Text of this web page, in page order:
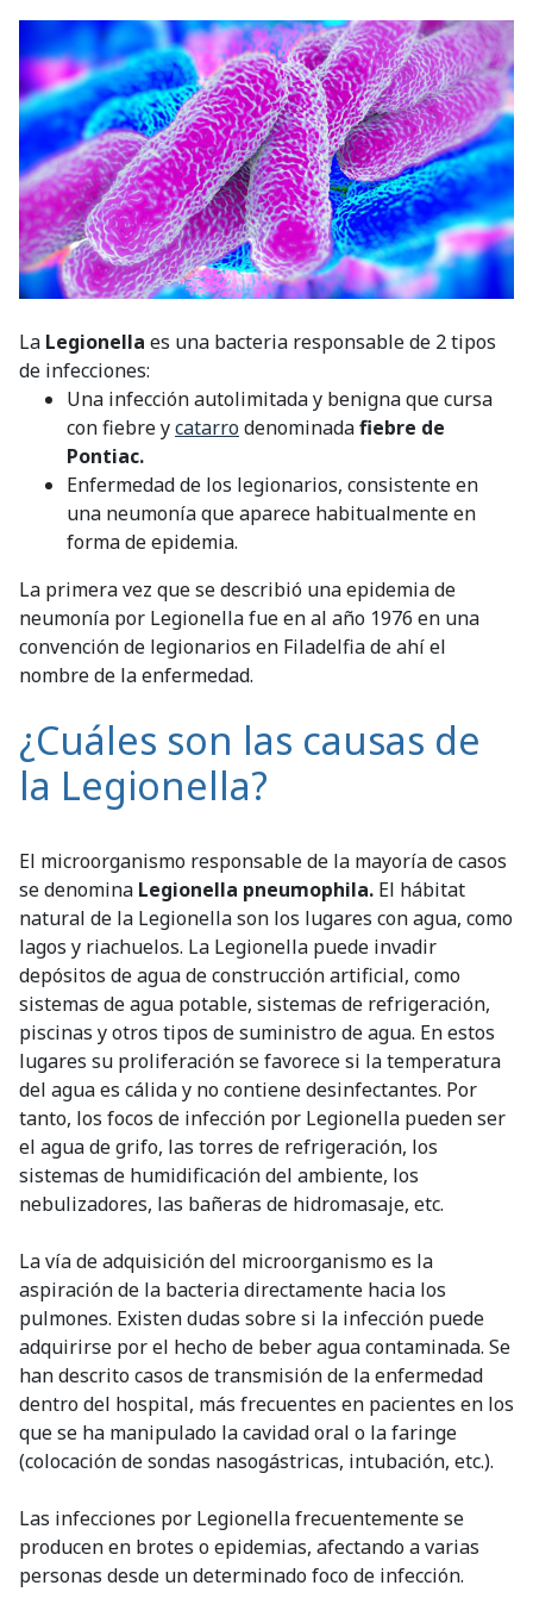
La Legionella es una bacteria responsable de 2 tipos
de infecciones:
Una infección autolimitada y benigna que cursa
con fiebre ycatarrodenominadafiebre de
Pontiac.
Enfermedad de los legionarios, consistente en
una neumonía que aparece habitualmente en
forma de epidemia.
La primera vez que se describió una epidemia de
neumonía por Legionella fue en al año 1976 en una
convención de legionarios en Filadelfia de ahí el
nombre de la enfermedad.
¿Cuáles son las causas de
la Legionella?
El microorganismo responsable de la mayoría de casos
se denomina Legionella pneumophila. El hábitat
natural de la Legionella son los lugares con agua, como
lagos y riachuelos. La Legionella puede invadir
depósitos de agua de construcción artificial, como
sistemas de agua potable, sistemas de refrigeración,
piscinas y otros tipos de suministro de agua. En estos
lugares su proliferación se favorece si la temperatura
del agua es cálida y no contiene desinfectantes. Por
tanto, los focos de infección por Legionella pueden ser
el agua de grifo, las torres de refrigeración, los
sistemas de humidificación del ambiente, los
nebulizadores, las bañeras de hidromasaje, etc.
La vía de adquisición del microorganismo es la
aspiración de la bacteria directamente hacia los
pulmones. Existen dudas sobre si la infección puede
adquirirse por el hecho de beber agua contaminada. Se
han descrito casos de transmisión de la enfermedad
dentro del hospital, más frecuentes en pacientes en los
que se ha manipulado la cavidad oral o la faringe
(colocación de sondas nasogástricas, intubación, etc.).
Las infecciones por Legionella frecuentemente se
producen en brotes o epidemias, afectando a varias
personas desde un determinado foco de infección.